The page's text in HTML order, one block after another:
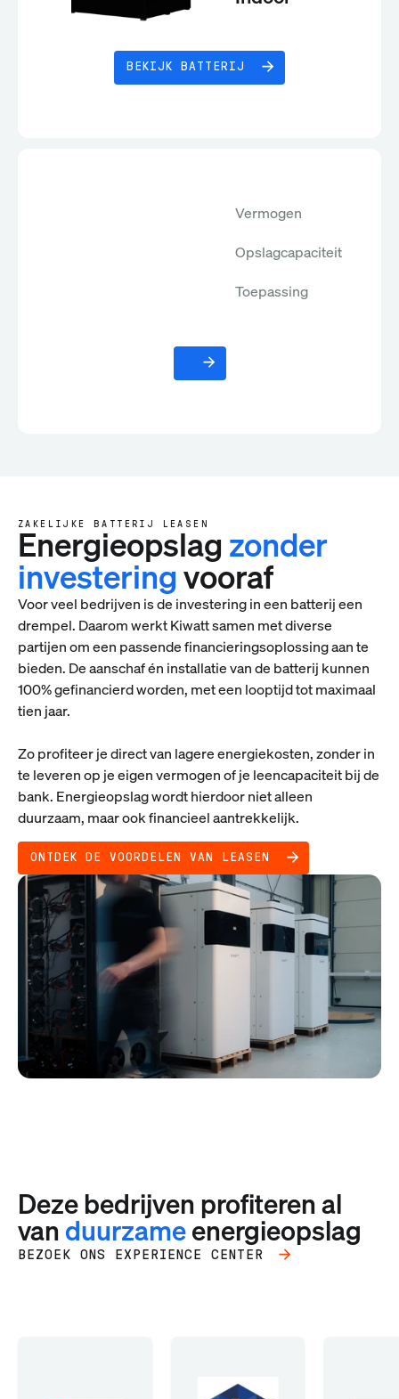
BEKIJK BATTERIJ
Vermogen
Opslagcapaciteit
Toepassing
ZAKELIJKE BATTERIJ LEASEN
Energieopslag zonder
investeringvooraf
Voor veel bedrijven is de investering in een batterij een
drempel. Daarom werkt Kiwatt samen met diverse
partijen om een passende financieringsoplossing aan te
bieden. De aanschaf én installatie van de batterij kunnen
100% gefinancierd worden, met een looptijd tot maximaal
tien jaar.
Zo profiteer je direct van lagere energiekosten, zonder in
te leveren op je eigen vermogen of je leencapaciteit bij de
bank. Energieopslag wordt hierdoor niet alleen
duurzaam, maar ook financieel aantrekkelijk.
ONTDEK DE VOORDELEN VAN LEASEN
Deze bedrijven profiteren al
van duurzameenergieopslag
BEZOEK ONS EXPERIENCE CENTER